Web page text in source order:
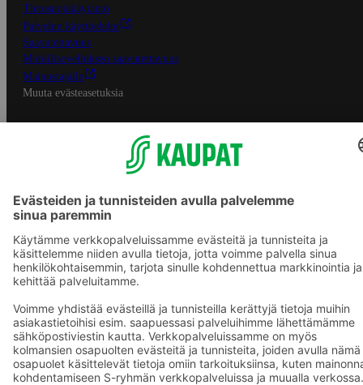
Tietosuojakäytäntö
Palvelun käyttöehdot
Saavutettavuus
Mobiilisovelluksen saavutettavuus
Mainostajalle
Muuta evästeasetuksia
S-ryhmän palvelut
S-ryhmä
Asiakasomistajuus
Yhteishyvä Ruoka -sovellus
S-ostoslista -sovellus
Prisma.fi
Sokos.fi
S-Pankki
Yhteishyvä
Sokos Hotels
Raflaamo